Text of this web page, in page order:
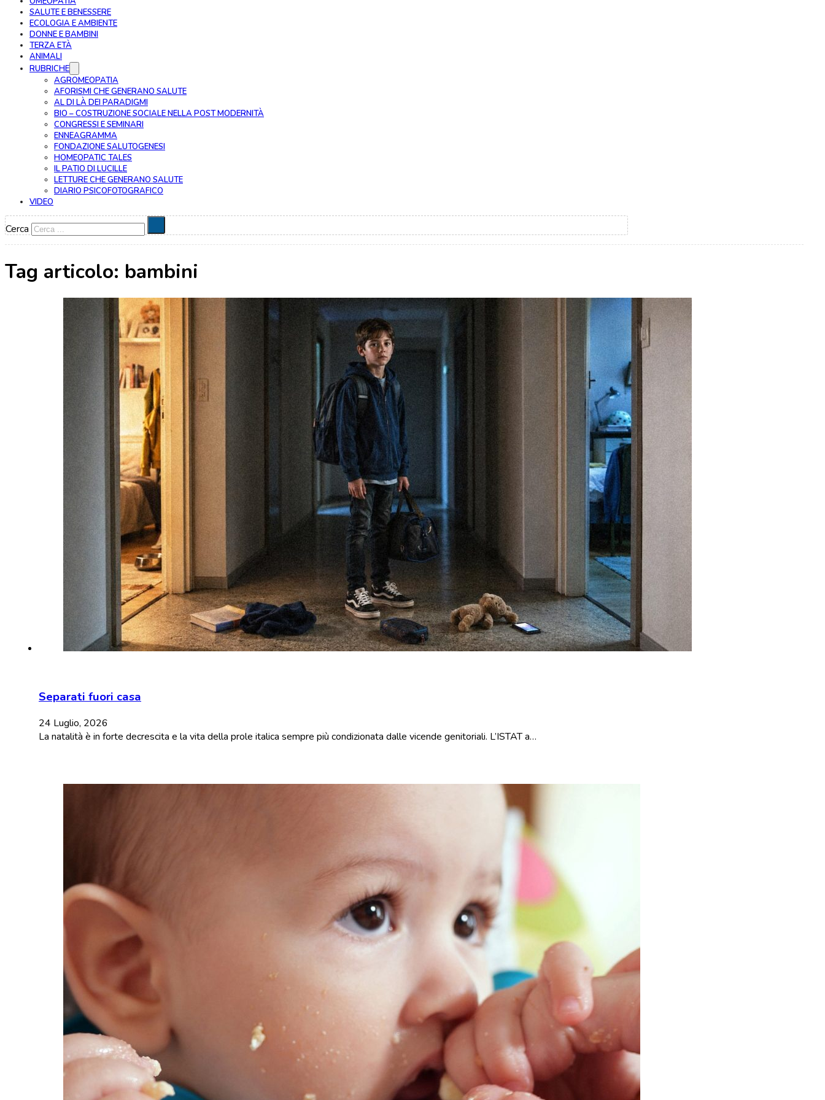
SALUTE E BENESSERE
ECOLOGIA E AMBIENTE
DONNE E BAMBINI
TERZA ETÀ
ANIMALI
RUBRICHE
AGROMEOPATIA
AFORISMI CHE GENERANO SALUTE
AL DI LÀ DEI PARADIGMI
BIO – COSTRUZIONE SOCIALE NELLA POST MODERNITÀ
CONGRESSI E SEMINARI
ENNEAGRAMMA
FONDAZIONE SALUTOGENESI
HOMEOPATIC TALES
IL PATIO DI LUCILLE
LETTURE CHE GENERANO SALUTE
DIARIO PSICOFOTOGRAFICO
VIDEO
Cerca
Tag articolo: bambini
Separati fuori casa
24 Luglio, 2026
La natalità è in forte decrescita e la vita della prole italica sempre più condizionata dalle vicende genitoriali. L’ISTAT a…